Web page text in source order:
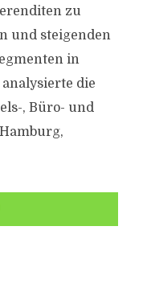
zu
und steigenden
in
die
, Büro- und